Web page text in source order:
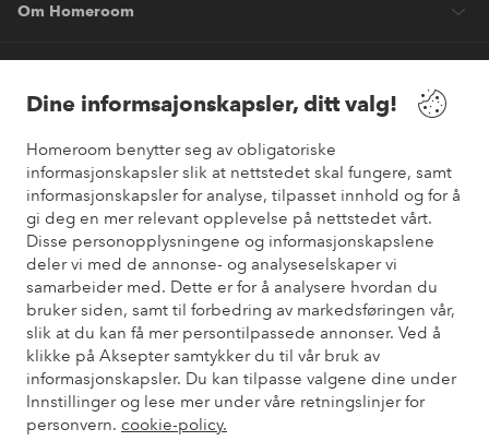
Dine informsajonskapsler, ditt valg!
Homeroom benytter seg av obligatoriske
informasjonskapsler slik at nettstedet skal fungere, samt
informasjonskapsler for analyse, tilpasset innhold og for å
gi deg en mer relevant opplevelse på nettstedet vårt.
Disse personopplysningene og informasjonskapslene
deler vi med de annonse- og analyseselskaper vi
samarbeider med. Dette er for å analysere hvordan du
bruker siden, samt til forbedring av markedsføringen vår,
slik at du kan få mer persontilpassede annonser. Ved å
klikke på Aksepter samtykker du til vår bruk av
informasjonskapsler. Du kan tilpasse valgene dine under
Innstillinger og lese mer under våre retningslinjer for
personvern. cookie-policy.
Om Homeroom
Venner
Sikre betalinger
Vil du vite mer om våre betalingsalternativer?
elpy